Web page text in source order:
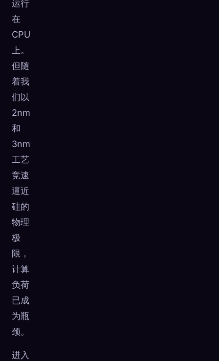
运行
在
CPU
上。
但随
着我
们以
2nm
和
3nm
工艺
竞速
逼近
硅的
物理
极
限，
计算
负荷
已成
为瓶
颈。
进入